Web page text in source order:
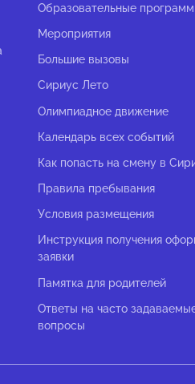
Образовательные
Мероприятия
Большие вызовы
Сириус Лето
Олимпиадное движение
Календарь всех событий
Как попасть на смену в
Правила пребывания
Условия размещения
Инструкция получения
заявки
Памятка для родителей
Ответы на часто
вопросы